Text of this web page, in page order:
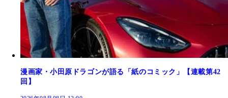
漫画家・小田原ドラゴンが語る「紙のコミック」【連載第42
回】